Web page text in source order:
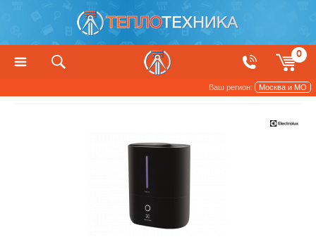
0
Ваш регион: Москва и МО